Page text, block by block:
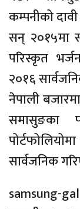
कम्पनीको
सन् २०१५मा
परिस्कृत
२०१६
नेपाली
समासुङका
सार्वजनिक
samsung-